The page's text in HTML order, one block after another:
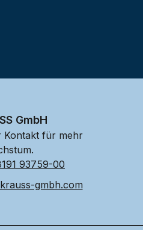
GmbH
Kontakt für mehr
93759-00
gmbh.com